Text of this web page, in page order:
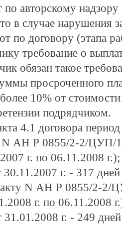
авторскому
в случае нарушения
по договору (этапа
требование о
обязан такое
просроченного
10% от
подрядчиком.
4.1 договора
N АН Р 0855/2-2/ЦУП/
г. по 06.11.2008
г. - 317 дней
N АН Р 0855/2-2/
г. по 06.11.2008
г. - 249